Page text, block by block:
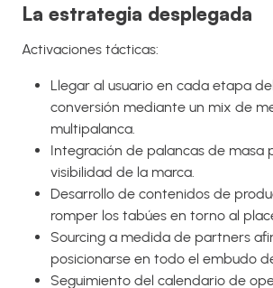
La estrategia desplegada
Activaciones tácticas:
Llegar al usuario en cada etapa
conversión mediante un mix de
multipalanca.
Integración de palancas de masa
visibilidad de la marca.
Desarrollo de contenidos de
romper los tabúes en torno al
Sourcing a medida de partners
posicionarse en todo el embudo
Seguimiento del calendario de